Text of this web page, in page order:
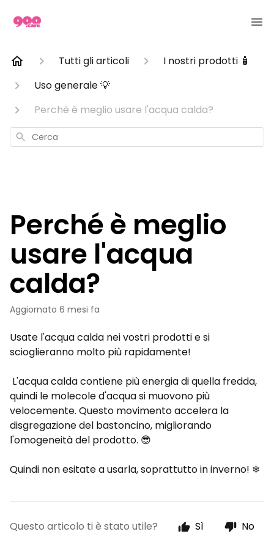
Tutti gli articoli
I nostri prodotti 🧴
Uso generale 💡
Perché è meglio usare l'acqua calda?
Cerca
Perché è meglio
usare l'acqua
calda?
Aggiornato 6 mesi fa
Usate l'acqua calda nei vostri prodotti e si
scioglieranno molto più rapidamente!
L'acqua calda contiene più energia di quella fredda,
quindi le molecole d'acqua si muovono più
velocemente. Questo movimento accelera la
disgregazione del bastoncino, migliorando
l'omogeneità del prodotto. 😎
Quindi non esitate a usarla, soprattutto in inverno! ❄
Questo articolo ti è stato utile? Sì No